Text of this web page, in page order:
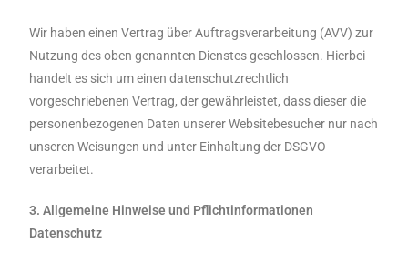
Wir haben einen Vertrag über Auftragsverarbeitung (AVV) zur
Nutzung des oben genannten Dienstes geschlossen. Hierbei
handelt es sich um einen datenschutzrechtlich
vorgeschriebenen Vertrag, der gewährleistet, dass dieser die
personenbezogenen Daten unserer Websitebesucher nur nach
unseren Weisungen und unter Einhaltung der DSGVO
verarbeitet.
3. Allgemeine Hinweise und Pflichtinformationen
Datenschutz